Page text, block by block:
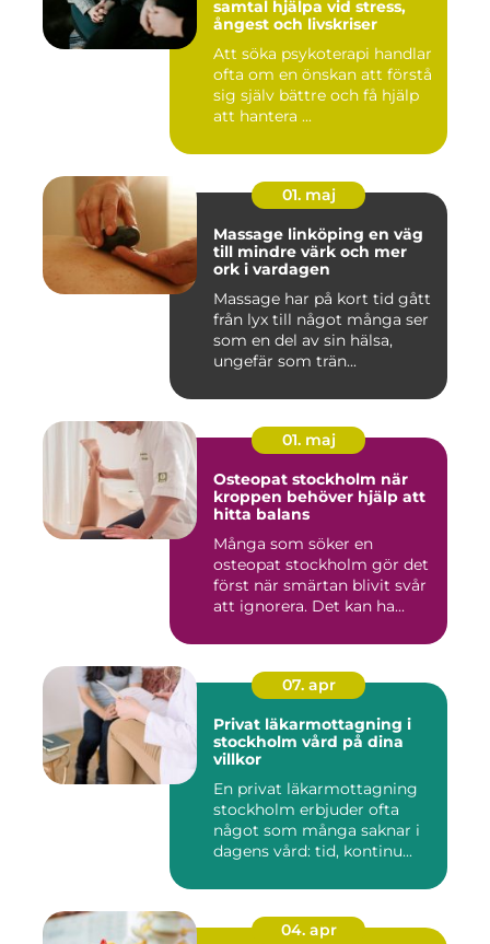
samtal hjälpa vid stress,
ångest och livskriser
Att söka psykoterapi handlar
ofta om en önskan att förstå
sig själv bättre och få hjälp
att hantera ...
01. maj
Massage linköping en väg
till mindre värk och mer
ork i vardagen
Massage har på kort tid gått
från lyx till något många ser
som en del av sin hälsa,
ungefär som trän...
01. maj
Osteopat stockholm när
kroppen behöver hjälp att
hitta balans
Många som söker en
osteopat stockholm gör det
först när smärtan blivit svår
att ignorera. Det kan ha...
07. apr
Privat läkarmottagning i
stockholm vård på dina
villkor
En privat läkarmottagning
stockholm erbjuder ofta
något som många saknar i
dagens vård: tid, kontinu...
04. apr